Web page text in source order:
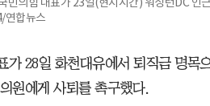
연합뉴스
가 28일 화천대유에서 퇴직금 명목
원에게 사퇴를 촉구했다.